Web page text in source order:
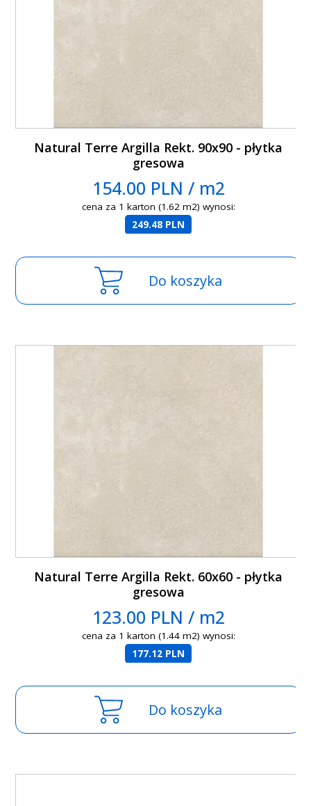
Natural Terre Argilla Rekt. 90x90 - płytka
gresowa
154.00 PLN / m2
cena za 1 karton (1.62 m2) wynosi:
249.48 PLN
Do koszyka
Natural Terre Argilla Rekt. 60x60 - płytka
gresowa
123.00 PLN / m2
cena za 1 karton (1.44 m2) wynosi:
177.12 PLN
Do koszyka